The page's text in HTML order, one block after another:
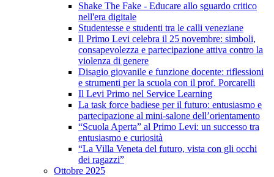
Shake The Fake - Educare allo sguardo critico
nell'era digitale
Studentesse e studenti tra le calli veneziane
Il Primo Levi celebra il 25 novembre: simboli,
consapevolezza e partecipazione attiva contro la
violenza di genere
Disagio giovanile e funzione docente: riflessioni
e strumenti per la scuola con il prof. Porcarelli
Il Levi Primo nel Service Learning
La task force badiese per il futuro: entusiasmo e
partecipazione al mini-salone dell’orientamento
“Scuola Aperta” al Primo Levi: un successo tra
entusiasmo e curiosità
“La Villa Veneta del futuro, vista con gli occhi
dei ragazzi”
Ottobre 2025